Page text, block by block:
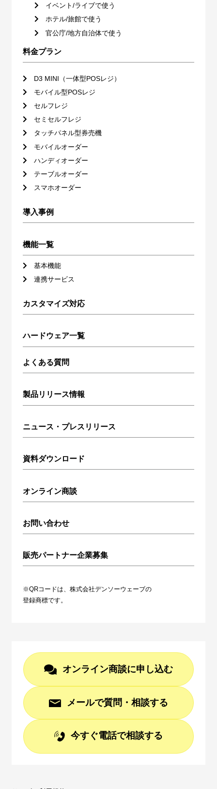
イベント/ライブで使う
ホテル/旅館で使う
官公庁/地方自治体で使う
料金プラン
D3 MINI（一体型POSレジ）
モバイル型POSレジ
セルフレジ
セミセルフレジ
タッチパネル型券売機
モバイルオーダー
ハンディオーダー
テーブルオーダー
スマホオーダー
導入事例
機能一覧
基本機能
連携サービス
カスタマイズ対応
ハードウェア一覧
よくある質問
製品リリース情報
ニュース・プレスリリース
資料ダウンロード
オンライン商談
お問い合わせ
販売パートナー企業募集
※QRコードは、株式会社デンソーウェーブの
登録商標です。
オンライン商談に申し込む
メールで質問・相談する
今すぐ電話で相談する